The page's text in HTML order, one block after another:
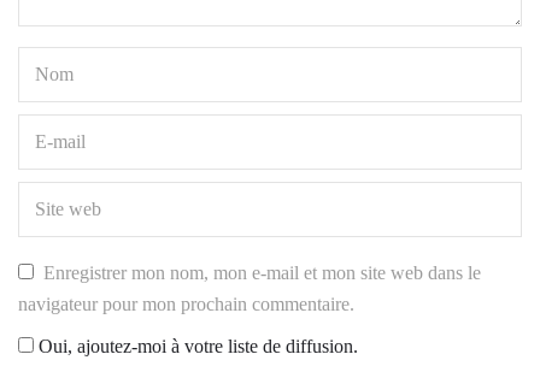
Enregistrer mon nom, mon e-mail et mon site web dans le
navigateur pour mon prochain commentaire.
Oui, ajoutez-moi à votre liste de diffusion.